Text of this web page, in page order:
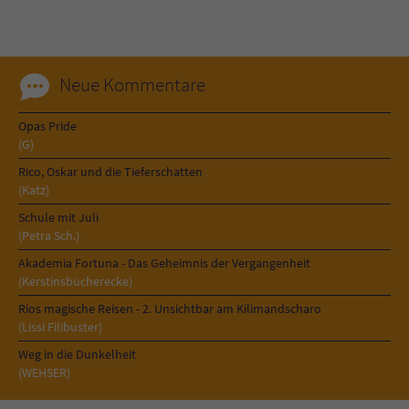
Neue Kommentare
Opas Pride
(G)
Rico, Oskar und die Tieferschatten
(Katz)
Schule mit Juli
(Petra Sch.)
Akademia Fortuna - Das Geheimnis der Vergangenheit
(Kerstinsbücherecke)
Rios magische Reisen - 2. Unsichtbar am Kilimandscharo
(Lissi Filibuster)
Weg in die Dunkelheit
(WEHSER)